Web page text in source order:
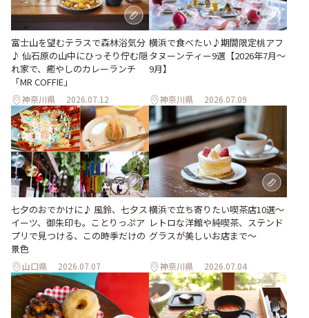
富士山を望むテラスで森林浴気分
♪ 仙石原の山中にひっそり佇む隠
れ家で、癒やしのカレーランチ
「MR COFFIE」
神奈川県 2026.07.12
横浜で食べたい♪期間限定桃アフ
タヌーンティー9選【2026年7月～
9月】
神奈川県 2026.07.09
七夕のおでかけに♪ 風鈴、七夕ス
イーツ、御朱印も。ことりっぷア
プリで見つける、この時季だけの
景色
山口県 2026.07.07
横浜で立ち寄りたい喫茶店10選～
レトロな洋館や純喫茶、ステンド
グラスが美しいお店まで～
神奈川県 2026.07.04